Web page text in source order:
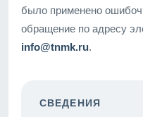
было применено
обращение по адресу
info@tnmk.ru.
СВЕДЕНИЯ